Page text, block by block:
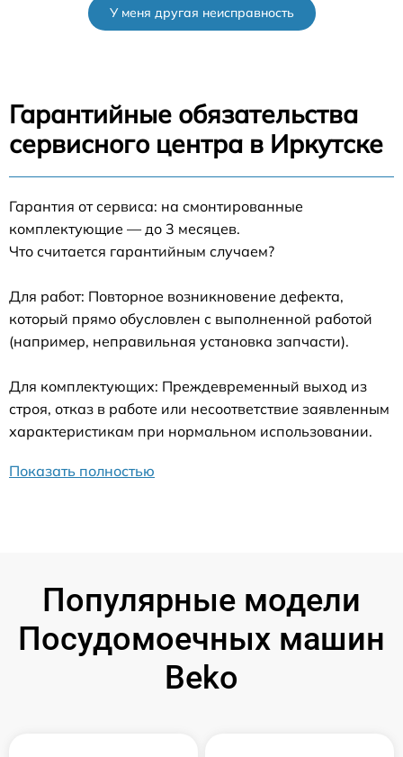
У меня другая неисправность
Гарантийные обязательства
сервисного центра в Иркутске
Гарантия от сервиса: на смонтированные
комплектующие — до 3 месяцев.
Что считается гарантийным случаем?
Для работ: Повторное возникновение дефекта,
который прямо обусловлен с выполненной работой
(например, неправильная установка запчасти).
Для комплектующих: Преждевременный выход из
строя, отказ в работе или несоответствие заявленным
характеристикам при нормальном использовании.
Показать полностью
Популярные модели
Посудомоечных машин
Beko